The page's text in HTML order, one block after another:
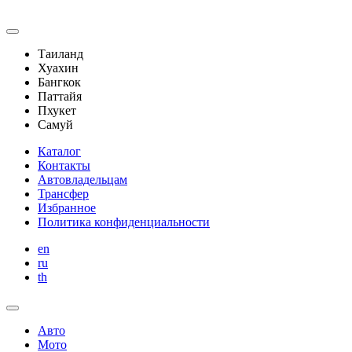
Таиланд
Хуахин
Бангкок
Паттайя
Пхукет
Самуй
Каталог
Контакты
Автовладельцам
Трансфер
Избранное
Политика конфиденциальности
en
ru
th
Авто
Мото